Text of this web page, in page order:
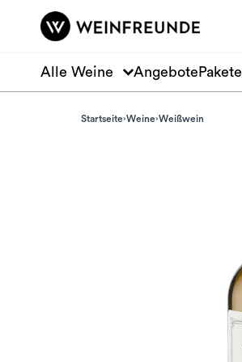
Zum Hauptinhalt springen
Alle Weine Angebote Pakete
Startseite Weine Weißwein